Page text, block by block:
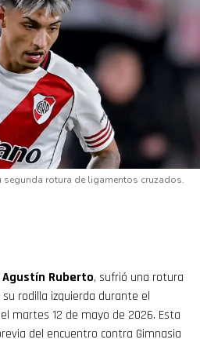
segunda rotura de ligamentos cruzados.
Agustín Ruberto, sufrió una rotura
rodilla izquierda durante el
martes 12 de mayo de 2026. Esta
del encuentro contra Gimnasia